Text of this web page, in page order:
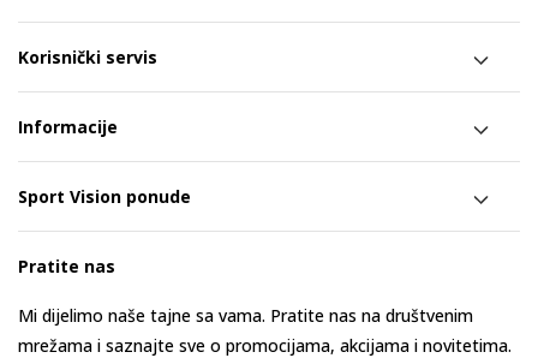
Korisnički servis
Informacije
Sport Vision ponude
Pratite nas
Mi dijelimo naše tajne sa vama. Pratite nas na društvenim
mrežama i saznajte sve o promocijama, akcijama i novitetima.